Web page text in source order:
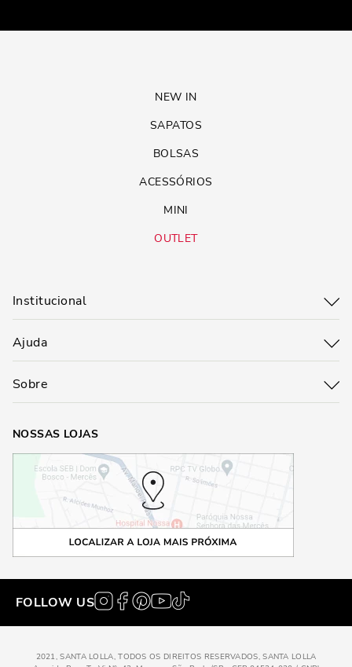
NEW IN
SAPATOS
BOLSAS
ACESSÓRIOS
MINI
OUTLET
Institucional
Ajuda
Sobre
NOSSAS LOJAS
FOLLOW US
2021, SANTA LOLLA, TODOS OS DIREITOS RESERVADOS, SANTA LOLLA